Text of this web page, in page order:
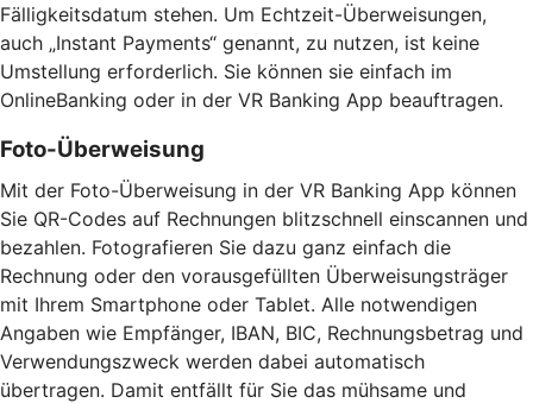
Fälligkeitsdatum stehen. Um Echtzeit-Überweisungen,
auch „Instant Payments“ genannt, zu nutzen, ist keine
Umstellung erforderlich. Sie können sie einfach im
OnlineBanking oder in der VR Banking App beauftragen.
Foto-Überweisung
Mit der Foto-Überweisung in der VR Banking App können
Sie QR-Codes auf Rechnungen blitzschnell einscannen und
bezahlen. Fotografieren Sie dazu ganz einfach die
Rechnung oder den vorausgefüllten Überweisungsträger
mit Ihrem Smartphone oder Tablet. Alle notwendigen
Angaben wie Empfänger, IBAN, BIC, Rechnungsbetrag und
Verwendungszweck werden dabei automatisch
übertragen. Damit entfällt für Sie das mühsame und